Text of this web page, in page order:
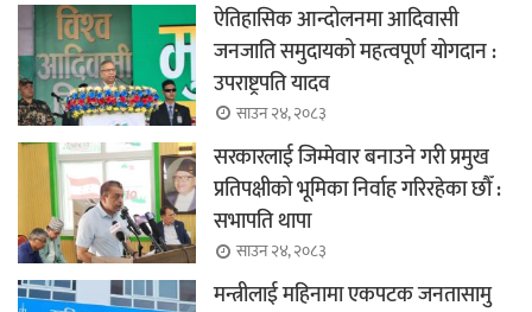
ऐतिहासिक आन्दोलनमा आदिवासी
जनजाति समुदायको महत्वपूर्ण योगदान :
उपराष्ट्रपति यादव
साउन २४, २०८३
सरकारलाई जिम्मेवार बनाउने गरी प्रमुख
प्रतिपक्षीको भूमिका निर्वाह गरिरहेका छौँ :
सभापति थापा
साउन २४, २०८३
मन्त्रीलाई महिनामा एकपटक जनतासामु